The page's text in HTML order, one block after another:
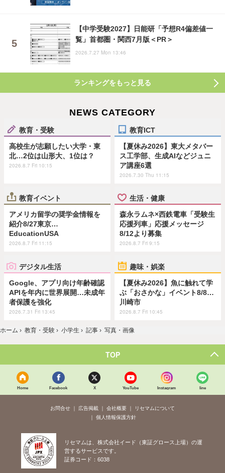
【中学受験2027】日能研「予想R4偏差値一
覧」首都圏・関西7月版＜PR＞
2026.7.27 Mon 13:46
ランキングをもっと見る
NEWS CATEGORY
教育・受験
高校生が志願したい大学・東
北…2位は山形大、1位は？
2026.8.7 Fri 10:15
教育ICT
【夏休み2026】東大メタバー
ス工学部、生成AIなどジュニ
ア講座6選
2026.7.30 Thu 11:15
教育イベント
アメリカ留学の奨学金情報を
紹介8/27東京…
EducationUSA
2026.8.7 Fri 11:15
生活・健康
森永ラムネ×西鉄電車「受験生
応援列車」応援メッセージ
8/12より募集
2026.8.7 Fri 9:15
デジタル生活
Google、アプリ向け年齢確認
APIを年内に世界展開…未成年
者保護を強化
2026.7.31 Fri 13:45
趣味・娯楽
【夏休み2026】魚に触れて学
ぶ「おさかな」イベント8/8…
川崎市
2026.8.7 Fri 10:45
ホーム › 教育・受験 › 小学生 › 記事 › 写真・画像
TOP
Home Facebook X YouTube Instagram line
お問合せ 広告掲載 会社概要
リセマムについて
個人情報保護方針
リセマムは、株式会社イード（東証グロース上場）の運
営するサービスです。
証券コード：6038